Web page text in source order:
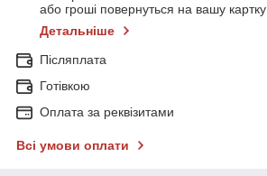
або гроші повернуться на вашу картку
Детальніше
Післяплата
Готівкою
Оплата за реквізитами
Всі умови оплати